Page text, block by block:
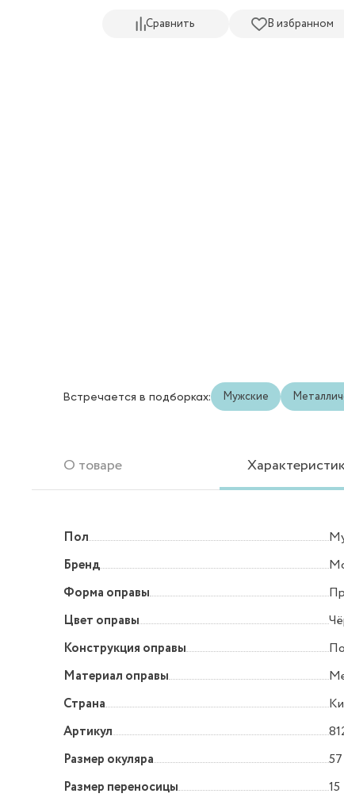
Сравнить В избранном
Встречается в подборках: Мужские
О товаре
Пол
Бренд
Форма оправы
Цвет оправы
Конструкция оправы
Материал оправы
Страна
Артикул
Размер окуляра
57
Размер переносицы
15